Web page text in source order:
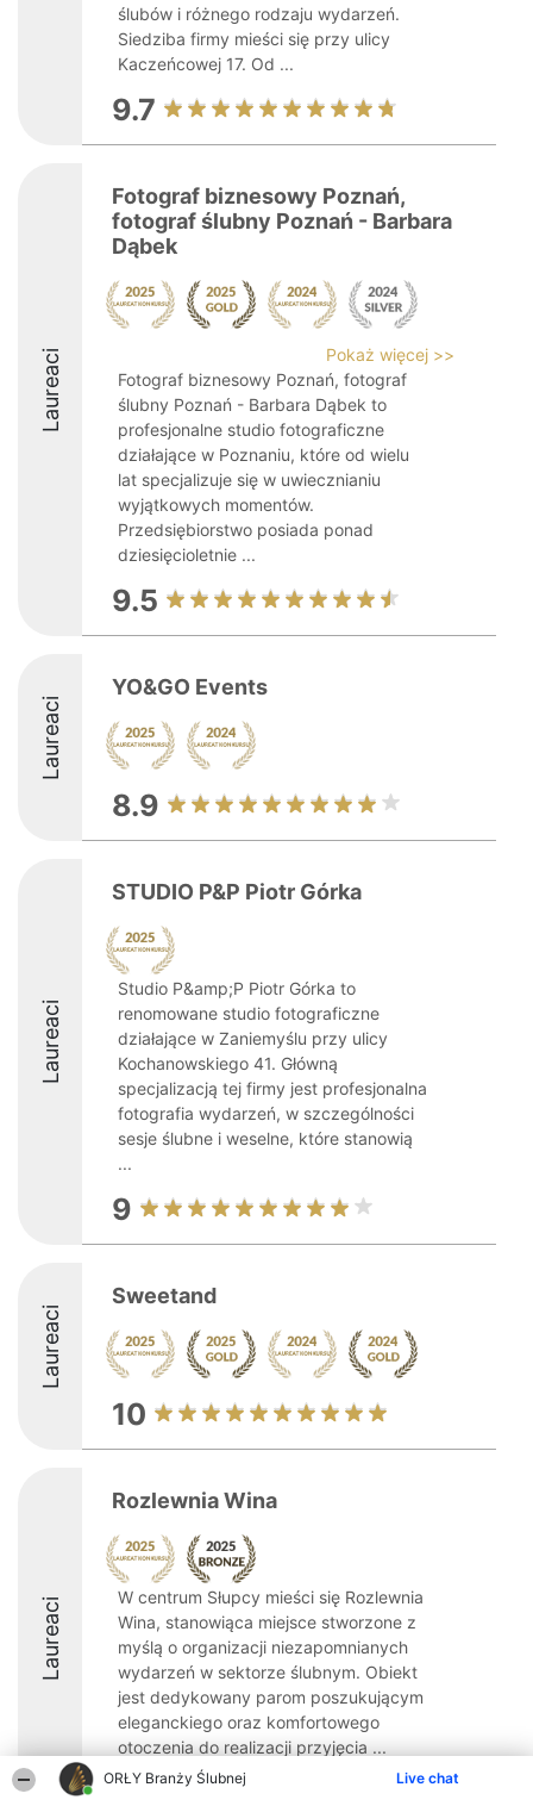
ORŁY Branży Ślubnej Live chat
ślubów i różnego rodzaju wydarzeń.
Siedziba firmy mieści się przy ulicy
Kaczeńcowej 17. Od ...
9.7
Laureaci
Fotograf biznesowy Poznań,
fotograf ślubny Poznań - Barbara
Dąbek
Pokaż więcej >>
Fotograf biznesowy Poznań, fotograf
ślubny Poznań - Barbara Dąbek to
profesjonalne studio fotograficzne
działające w Poznaniu, które od wielu
lat specjalizuje się w uwiecznianiu
wyjątkowych momentów.
Przedsiębiorstwo posiada ponad
dziesięcioletnie ...
9.5
Laureaci
YO&GO Events
8.9
Laureaci
STUDIO P&P Piotr Górka
Studio P&amp;P Piotr Górka to
renomowane studio fotograficzne
działające w Zaniemyślu przy ulicy
Kochanowskiego 41. Główną
specjalizacją tej firmy jest profesjonalna
fotografia wydarzeń, w szczególności
sesje ślubne i weselne, które stanowią
...
9
Laureaci
Sweetand
10
Laureaci
Rozlewnia Wina
W centrum Słupcy mieści się Rozlewnia
Wina, stanowiąca miejsce stworzone z
myślą o organizacji niezapomnianych
wydarzeń w sektorze ślubnym. Obiekt
jest dedykowany parom poszukującym
eleganckiego oraz komfortowego
otoczenia do realizacji przyjęcia ...
9.2